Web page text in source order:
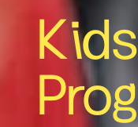
Kids